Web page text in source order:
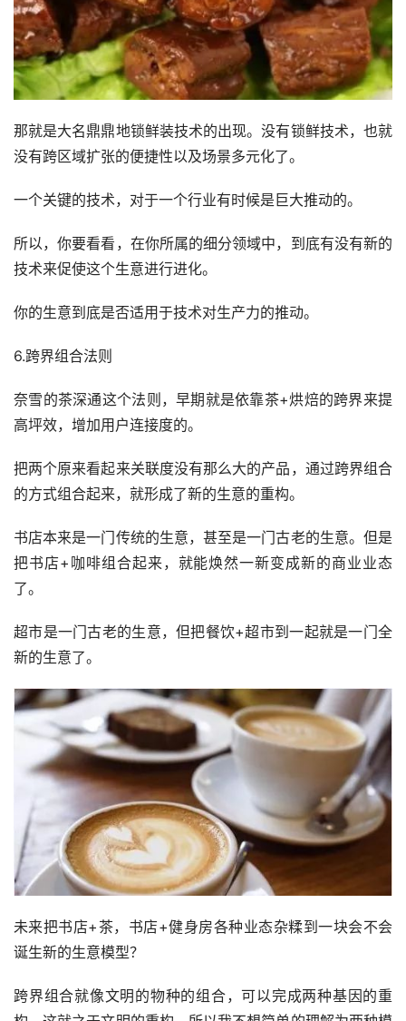
那就是大名鼎鼎地锁鲜装技术的出现。没有锁鲜技术，也就
没有跨区域扩张的便捷性以及场景多元化了。
一个关键的技术，对于一个行业有时候是巨大推动的。
所以，你要看看，在你所属的细分领域中，到底有没有新的
技术来促使这个生意进行进化。
你的生意到底是否适用于技术对生产力的推动。
6.跨界组合法则
奈雪的茶深通这个法则，早期就是依靠茶+烘焙的跨界来提
高坪效，增加用户连接度的。
把两个原来看起来关联度没有那么大的产品，通过跨界组合
的方式组合起来，就形成了新的生意的重构。
书店本来是一门传统的生意，甚至是一门古老的生意。但是
把书店+咖啡组合起来，就能焕然一新变成新的商业业态
了。
超市是一门古老的生意，但把餐饮+超市到一起就是一门全
新的生意了。
未来把书店+茶，书店+健身房各种业态杂糅到一块会不会
诞生新的生意模型？
跨界组合就像文明的物种的组合，可以完成两种基因的重